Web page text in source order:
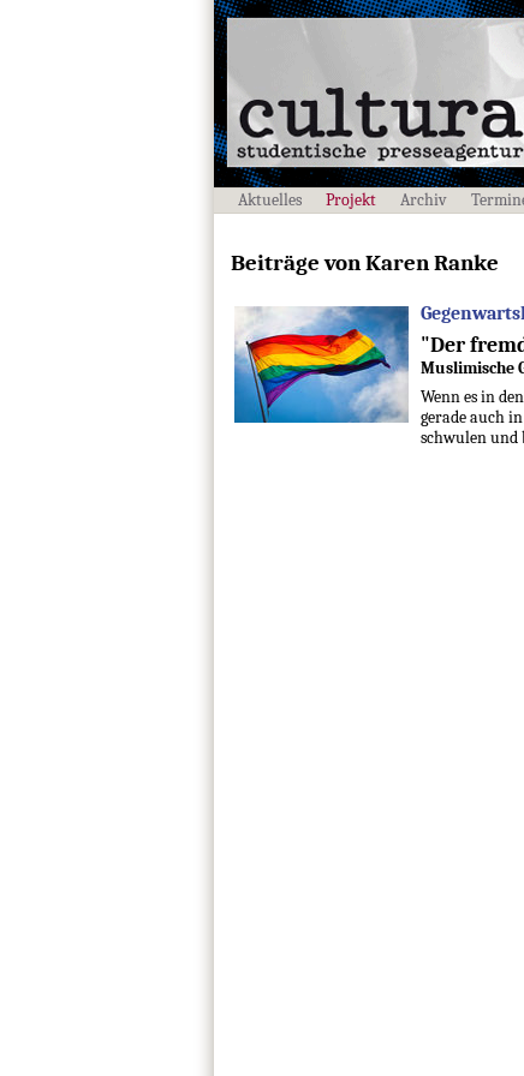
Aktuelles Projekt Archiv
Beiträge von Karen Ranke
"Der
Muslimische
Wenn es in
gerade auch
schwulen und